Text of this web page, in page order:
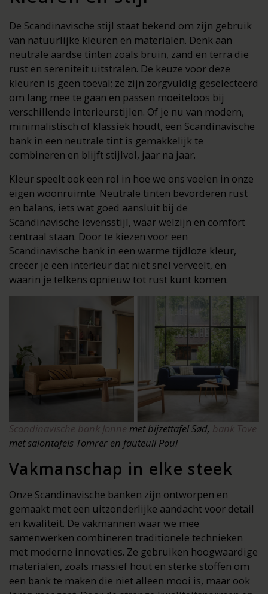
De Scandinavische stijl staat bekend om zijn gebruik
van natuurlijke kleuren en materialen. Denk aan
neutrale aardse tinten zoals bruin, zand en terra die
rust en sereniteit uitstralen. De keuze voor deze
kleuren is geen toeval; ze zijn zorgvuldig geselecteerd
om lang mee te gaan en passen moeiteloos bij
verschillende interieurstijlen. Of je nu van modern,
minimalistisch of klassiek houdt, een Scandinavische
bank in een neutrale tint is gemakkelijk te
combineren en blijft stijlvol, jaar na jaar.
Kleur speelt ook een rol in hoe we ons voelen in onze
eigen woonruimte. Neutrale tinten bevorderen rust
en balans, iets wat goed aansluit bij de
Scandinavische levensstijl, waar welzijn en comfort
centraal staan. Door te kiezen voor een
Scandinavische bank in een warme tijdloze kleur,
creëer je een interieur dat niet snel verveelt, en
waarin je telkens opnieuw tot rust kunt komen.
Scandinavische bank Jonne met bijzettafel Sød, bank Tove
met salontafels Tomrer en fauteuil Poul
Vakmanschap in elke steek
Onze Scandinavische banken zijn ontworpen en
gemaakt met een uitzonderlijke aandacht voor detail
en kwaliteit. De vakmannen waar we mee
samenwerken combineren traditionele technieken
met moderne innovaties. Ze gebruiken hoogwaardige
materialen, zoals massief hout en sterke stoffen om
een bank te maken die niet alleen mooi is, maar ook